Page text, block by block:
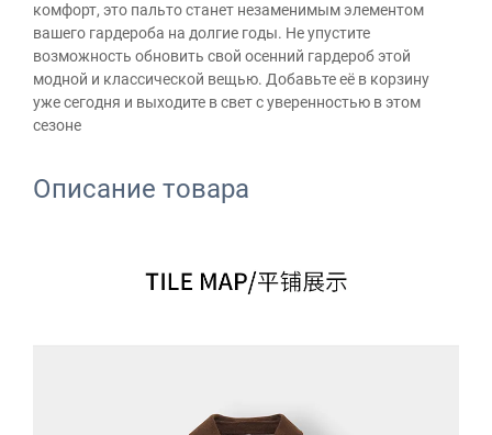
комфорт, это пальто станет незаменимым элементом
вашего гардероба на долгие годы. Не упустите
возможность обновить свой осенний гардероб этой
модной и классической вещью. Добавьте её в корзину
уже сегодня и выходите в свет с уверенностью в этом
сезоне
Описание товара